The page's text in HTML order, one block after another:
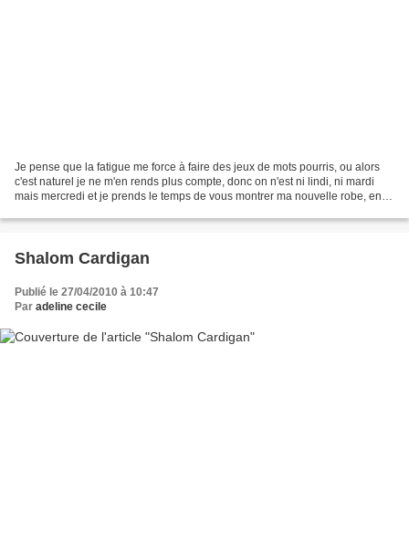
Je pense que la fatigue me force à faire des jeux de mots pourris, ou alors
c'est naturel je ne m'en rends plus compte, donc on n'est ni lindi, ni mardi
mais mercredi et je prends le temps de vous montrer ma nouvelle robe, en
Shalom Cardigan
Publié le 27/04/2010 à 10:47
Par adeline cecile